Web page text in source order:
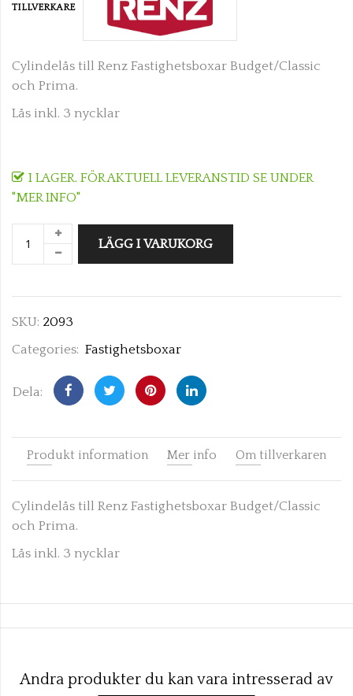
TILLVERKARE
Cylindelås till Renz Fastighetsboxar Budget/Classic
och Prima.
Lås inkl. 3 nycklar
I LAGER. FÖR AKTUELL LEVERANSTID SE UNDER
"MER INFO"
LÄGG I VARUKORG
SKU: 2093
Categories: Fastighetsboxar
Dela:
Produkt information Mer info Om tillverkaren
Cylindelås till Renz Fastighetsboxar Budget/Classic
och Prima.
Lås inkl. 3 nycklar
Andra produkter du kan vara intresserad av